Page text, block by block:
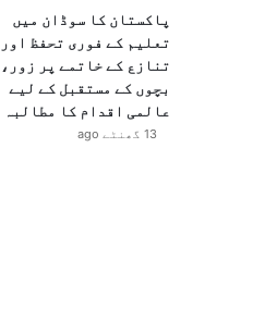
پاکستان کا سوڈان میں
تعلیم کے فوری تحفظ اور
تنازع کے خاتمے پر زور،
بچوں کے مستقبل کے لیے
عالمی اقدام کا مطالبہ
13 گھنٹے ago